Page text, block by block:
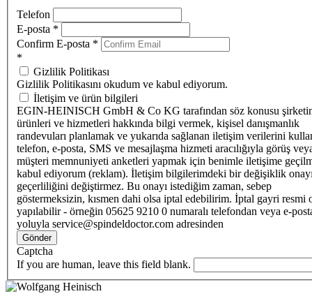
Telefon
E-posta *
Confirm E-posta *
*
Gizlilik Politikası
Gizlilik Politikasını okudum ve kabul ediyorum.
İletişim ve ürün bilgileri
EGIN-HEINISCH GmbH & Co KG tarafından söz konusu
ürünleri ve hizmetleri hakkında bilgi vermek, kişisel danışmanlık
randevuları planlamak ve yukarıda sağlanan iletişim verilerini
telefon, e-posta, SMS ve mesajlaşma hizmeti aracılığıyla görüş
müşteri memnuniyeti anketleri yapmak için benimle iletişime
kabul ediyorum (reklam). İletişim bilgilerimdeki bir değişiklik
geçerliliğini değiştirmez. Bu onayı istediğim zaman, sebep
göstermeksizin, kısmen dahi olsa iptal edebilirim. İptal gayri resmi
yapılabilir - örneğin 05625 9210 0 numaralı telefondan veya e-
yoluyla service@spindeldoctor.com adresinden
Gönder
Captcha
If you are human, leave this field blank.